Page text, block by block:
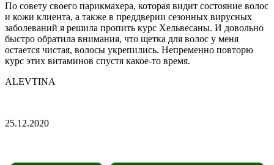
По совету своего парикмахера, которая видит состояние волос
и кожи клиента, а также в преддверии сезонных вирусных
заболеваний я решила пропить курс Хельвесаны. И довольно
быстро обратила внимания, что щетка для волос у меня
остается чистая, волосы укрепились. Непременно повторю
курс этих витаминов спустя какое-то время.
ALEVTINA
25.12.2020